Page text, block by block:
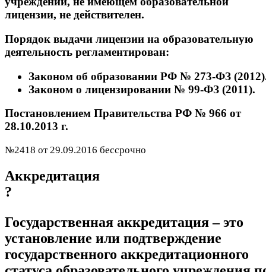
лицензии, не действителен.
Порядок выдачи лицензии на образовательную
деятельность регламентирован:
Законом об образовании РФ № 273-ФЗ
Законом о лицензировании № 99-ФЗ (2011).
Постановлением Правительства РФ № 966 от
28.10.2013 г.
№2418 от 29.09.2016 бессрочно
Аккредитация
?
Государственная аккредитация – это
установление или подтверждение
государственного аккредитационного